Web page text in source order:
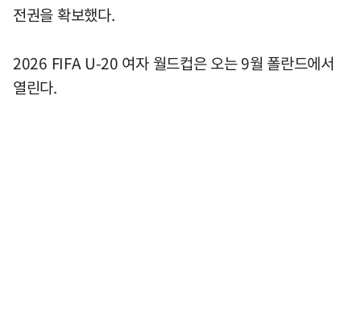
전권을 확보했다.
2026 FIFA U-20 여자 월드컵은 오는 9월 폴란드에서
열린다.